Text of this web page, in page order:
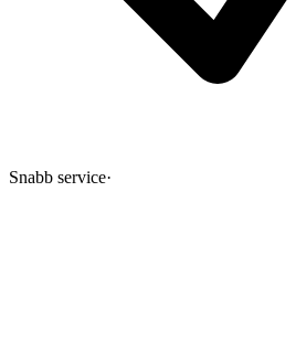
Snabb service·